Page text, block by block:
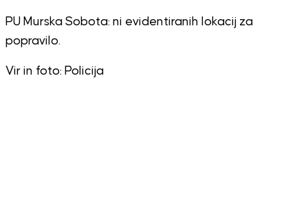
PU Murska Sobota: ni evidentiranih lokacij za
popravilo.
Vir in foto: Policija